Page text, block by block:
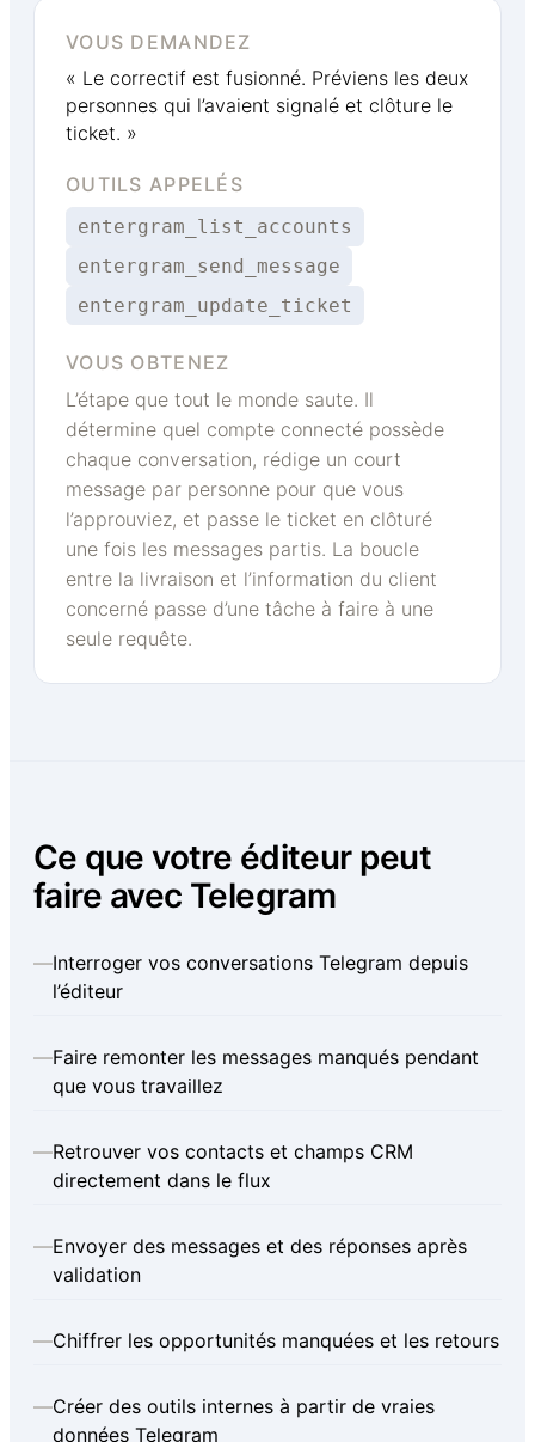
VOUS DEMANDEZ
« Le correctif est fusionné. Préviens les deux
personnes qui l’avaient signalé et clôture le
ticket. »
OUTILS APPELÉS
entergram_list_accounts
entergram_send_message
entergram_update_ticket
VOUS OBTENEZ
L’étape que tout le monde saute. Il
détermine quel compte connecté possède
chaque conversation, rédige un court
message par personne pour que vous
l’approuviez, et passe le ticket en clôturé
une fois les messages partis. La boucle
entre la livraison et l’information du client
concerné passe d’une tâche à faire à une
seule requête.
Ce que votre éditeur peut
faire avec Telegram
—Interroger vos conversations Telegram depuis
l’éditeur
—Faire remonter les messages manqués pendant
que vous travaillez
—Retrouver vos contacts et champs CRM
directement dans le flux
—Envoyer des messages et des réponses après
validation
—Chiffrer les opportunités manquées et les retours
—Créer des outils internes à partir de vraies
données Telegram